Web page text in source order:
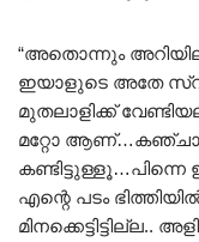
“അതൊന്നും
ഇയാളുടെ അതേ
മുതലാളിക്ക്
മറ്റോ
എന്റെ പടം